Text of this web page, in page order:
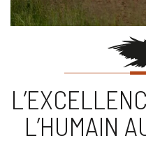
L’HUMAIN